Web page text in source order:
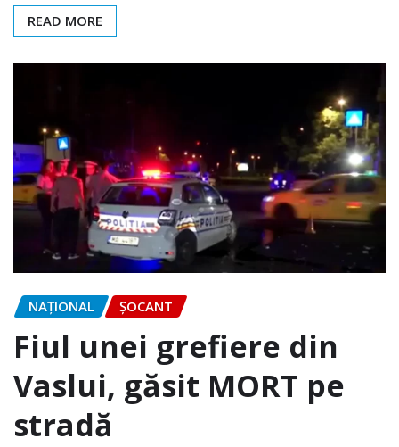
READ MORE
NAŢIONAL ȘOCANT
Fiul unei grefiere din
Vaslui, găsit MORT pe
stradă